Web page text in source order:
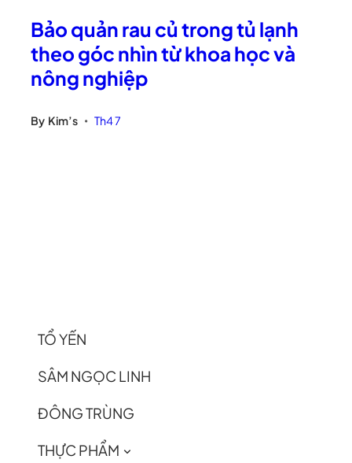
Bảo quản rau củ trong tủ lạnh
theo góc nhìn từ khoa học và
nông nghiệp
By Kim’s • Th4 7
TỔ YẾN
SÂM NGỌC LINH
ĐÔNG TRÙNG
THỰC PHẨM